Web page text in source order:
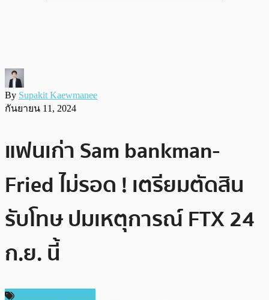
By Supakit Kaewmanee
กันยายน 11, 2024
แฟนเก่า Sam bankman-
Fried ไม่รอด ! เตรียมตัดสิน
รับโทษ ปมเหตุการณ์ FTX 24
ก.ย. นี้